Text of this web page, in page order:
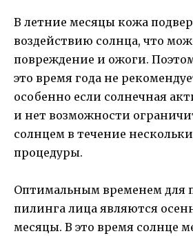
В летние месяцы кожа
воздействию солнца, что
повреждение и ожоги.
это время года не
особенно если солнечная
и нет возможности
солнцем в течение
процедуры.
Оптимальным временем для
пилинга лица являются
месяцы. В это время солнце